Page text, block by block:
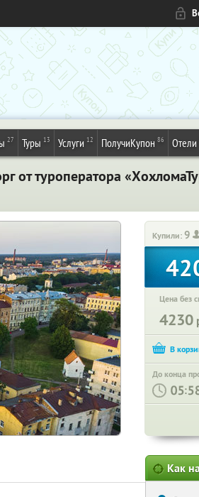
27 Туры 13 Услуги 12 ПолучиКупон 86 Отели
от туроператора
Купили:9
Цена без
4230
До конца
:
Как